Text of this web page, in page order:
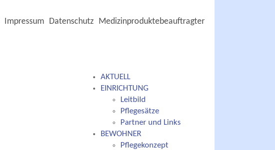
Impressum Datenschutz Medizinproduktebeauftragter
AKTUELL
EINRICHTUNG
Leitbild
Pflegesätze
Partner und Links
BEWOHNER
Pflegekonzept